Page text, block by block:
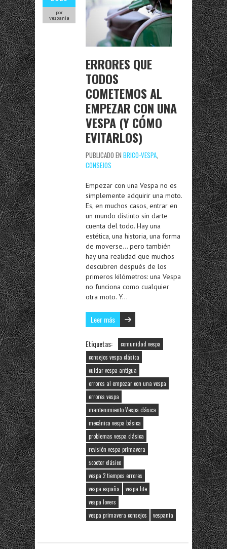
por
vespania
ERRORES QUE
TODOS
COMETEMOS AL
EMPEZAR CON UNA
VESPA (Y CÓMO
EVITARLOS)
PUBLICADO EN BRICO-VESPA,
CONSEJOS
Empezar con una Vespa no es
simplemente adquirir una moto.
Es, en muchos casos, entrar en
un mundo distinto sin darte
cuenta del todo. Hay una
estética, una historia, una forma
de moverse… pero también
hay una realidad que muchos
descubren después de los
primeros kilómetros: una Vespa
no funciona como cualquier
otra moto. Y…
Leer más
Etiquetas:
comunidad vespa
consejos vespa clásica
cuidar vespa antigua
errores al empezar con una vespa
errores vespa
mantenimiento Vespa clásica
mecánica vespa básica
problemas vespa clásica
revisión vespa primavera
scooter clásico
vespa 2 tiempos errores
vespa españa
vespa life
vespa lovers
vespa primavera consejos
vespania